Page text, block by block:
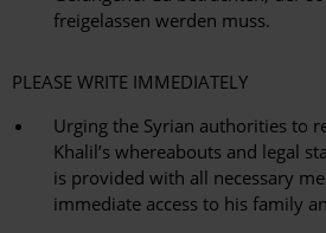
freigelassen werden muss.
PLEASE WRITE IMMEDIATELY
Urging the Syrian authorities to
Khalil’s whereabouts and legal
is provided with all necessary
immediate access to his family